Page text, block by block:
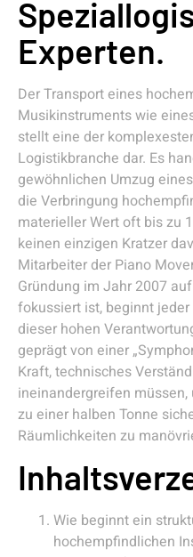
Experten.
Der Transport eines
Musikinstruments wie
stellt eine der
Logistikbranche dar. Es
gewöhnlichen Umzug
die Verbringung
materieller Wert oft bis zu
keinen einzigen Kratzer
Mitarbeiter der Piano
Gründung im Jahr 2007
fokussiert ist, beginnt
dieser hohen
geprägt von einer
Kraft, technisches
ineinandergreifen
zu einer halben Tonne
Räumlichkeiten zu
Wie beginnt ein
hochempfindlichen